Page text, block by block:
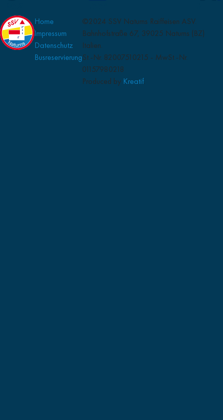
Home
Impressum
Datenschutz
Busreservierung
©2024 SSV Naturns Raiffeisen ASV.
Bahnhofstraße 67, 39025 Naturns (BZ)
Italien.
St.-Nr. 82007510215 - MwSt.-Nr.
01157980218
Produced by Kreatif.